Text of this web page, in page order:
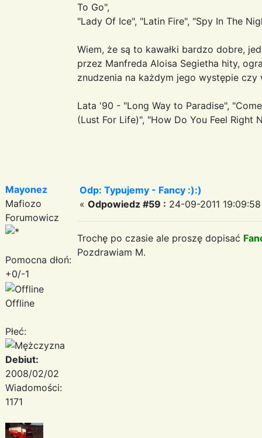
To Go",
"Lady Of Ice", "Latin Fire", "Spy In The
Wiem, że są to kawałki bardzo dobre,
przez Manfreda Aloisa Segietha hity,
znudzenia na każdym jego występie czy
Lata '90 - "Long Way to Paradise",
(Lust For Life)", "How Do You Feel Right
Mayonez
Mafiozo
Forumowicz
Pomocna dłoń:
+0/-1
Offline
Płeć:
Debiut:
2008/02/02
Wiadomości:
1171
Odp: Typujemy - Fancy :):)
« Odpowiedz #59 : 24-09-2011
Trochę po czasie ale proszę dopisać
Pozdrawiam M.